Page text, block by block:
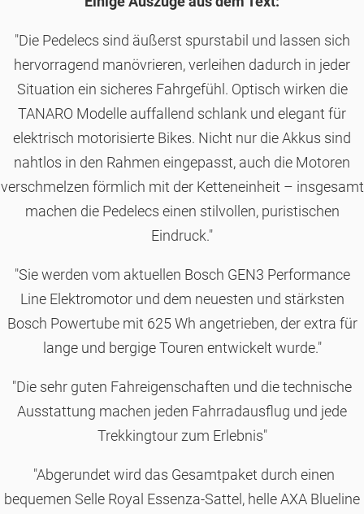
"Die Pedelecs sind äußerst spurstabil und lassen sich
hervorragend manövrieren, verleihen dadurch in jeder
Situation ein sicheres Fahrgefühl. Optisch wirken die
TANARO Modelle auffallend schlank und elegant für
elektrisch motorisierte Bikes. Nicht nur die Akkus sind
nahtlos in den Rahmen eingepasst, auch die Motoren
verschmelzen förmlich mit der Ketteneinheit – insgesamt
machen die Pedelecs einen stilvollen, puristischen
Eindruck."
"Sie werden vom aktuellen Bosch GEN3 Performance
Line Elektromotor und dem neuesten und stärksten
Bosch Powertube mit 625 Wh angetrieben, der extra für
lange und bergige Touren entwickelt wurde."
"Die sehr guten Fahreigenschaften und die technische
Ausstattung machen jeden Fahrradausflug und jede
Trekkingtour zum Erlebnis"
"Abgerundet wird das Gesamtpaket durch einen
bequemen Selle Royal Essenza-Sattel, helle AXA Blueline